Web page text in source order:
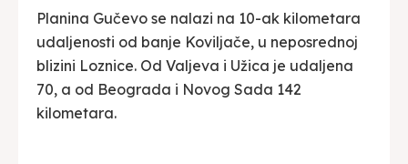
Planina Gučevo se nalazi na 10-ak kilometara
udaljenosti od banje Koviljače, u neposrednoj
blizini Loznice. Od Valjeva i Užica je udaljena
70, a od Beograda i Novog Sada 142
kilometara.